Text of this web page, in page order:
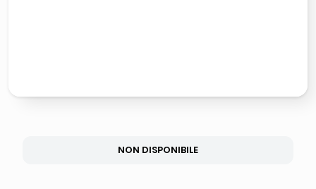
NON DISPONIBILE